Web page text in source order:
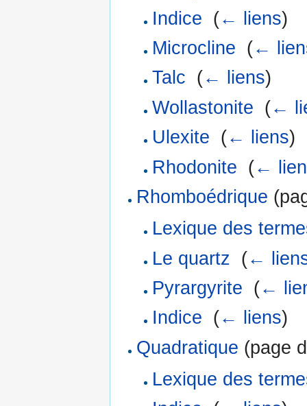
Indice (← liens)
Microcline (←
Talc (← liens)
Wollastonite (←
Ulexite (← liens)
Rhodonite (←
Rhomboédrique
Lexique des
Le quartz (←
Pyrargyrite (←
Indice (← liens)
Quadratique (page
Lexique des